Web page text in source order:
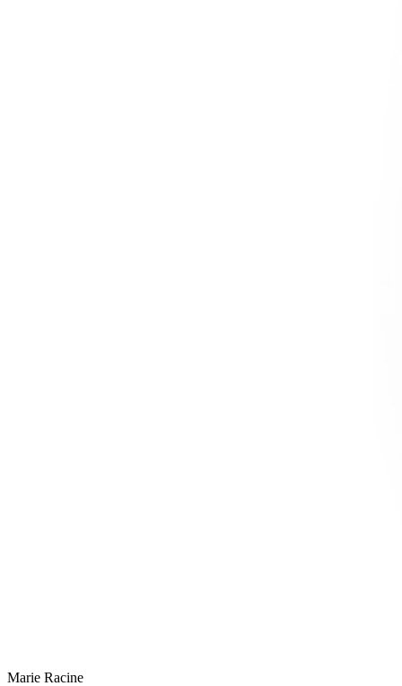
Marie Racine